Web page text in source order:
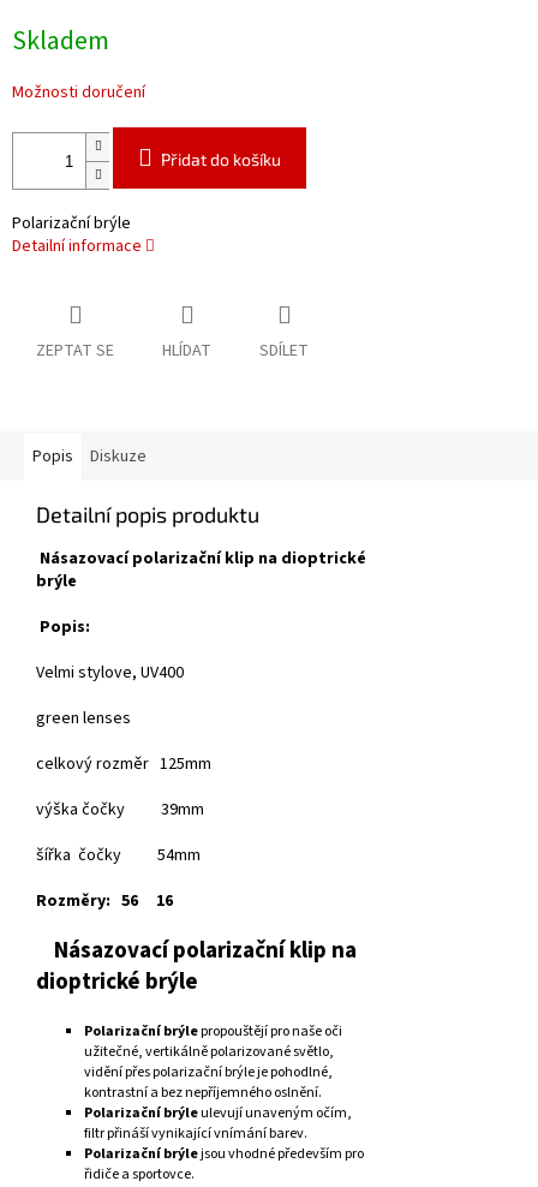
cena:
Skladem
Možnosti doručení
Přidat do košíku
Polarizační brýle
Detailní informace
ZEPTAT SE HLÍDAT SDÍLET
Popis Diskuze
Detailní popis produktu
Násazovací polarizační klip na dioptrické
brýle
Popis:
Velmi stylove, UV400
green lenses
celkový rozměr 125mm
výška čočky 39mm
šířka čočky 54mm
Rozměry: 56 16
Násazovací polarizační klip na
dioptrické brýle
Polarizační brýlepropouštějí pro naše oči
užitečné, vertikálně polarizované světlo,
vidění přes polarizační brýle je pohodlné,
kontrastní a bez nepříjemného oslnění.
Polarizační brýleulevují unaveným očím,
filtr přináší vynikající vnímání barev.
Polarizační brýlejsou vhodné především pro
řidiče a sportovce.